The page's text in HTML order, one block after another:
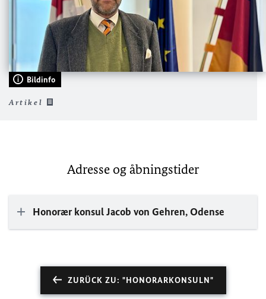
Bildinfo
Artikel
Adresse og åbningstider
Honorær konsul Jacob von Gehren, Odense
ZURÜCK ZU: "HONORARKONSULN"